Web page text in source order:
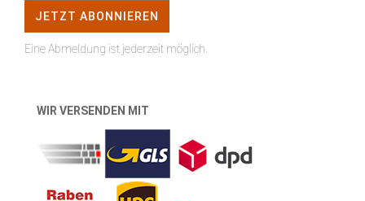
Eine Abmeldung ist jederzeit möglich.
WIR VERSENDEN MIT